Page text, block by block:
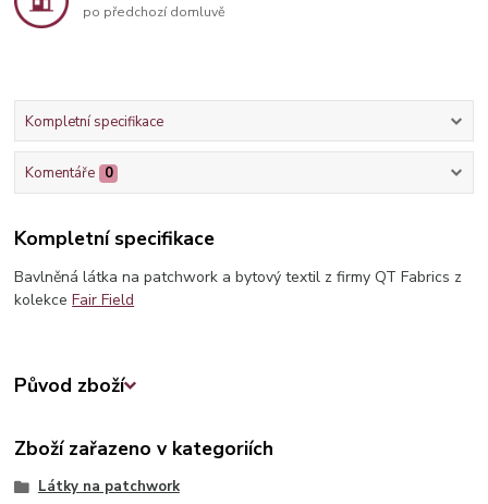
po předchozí domluvě
Kompletní specifikace
Komentáře 0
Kompletní specifikace
Bavlněná látka na patchwork a bytový textil z firmy QT Fabrics z
kolekceFair Field
Původ zboží
Zboží zařazeno v kategoriích
Látky na patchwork